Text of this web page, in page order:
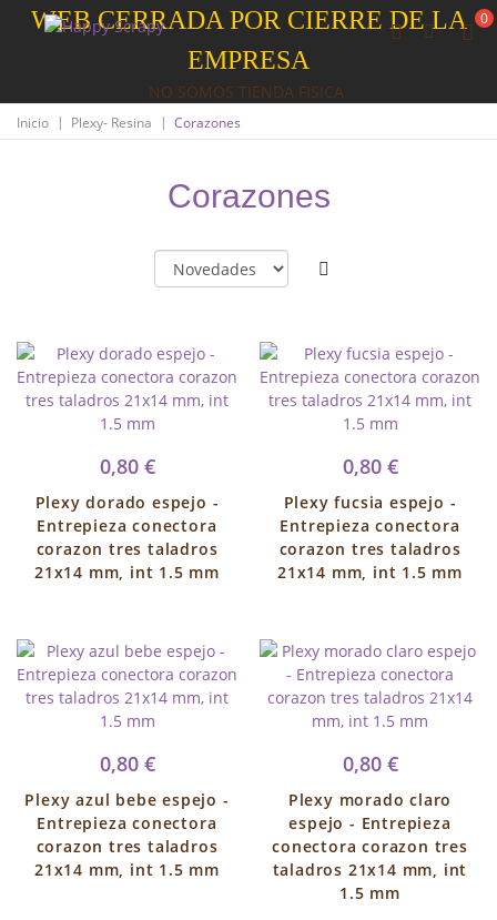
WEB CERRADA POR CIERRE DE LA
EMPRESA
NO SOMOS TIENDA FISICA
0
Inicio | Plexy- Resina | Corazones
Corazones
0,80 €
Plexy dorado espejo -
Entrepieza conectora
corazon tres taladros
21x14 mm, int 1.5 mm
0,80 €
Plexy fucsia espejo -
Entrepieza conectora
corazon tres taladros
21x14 mm, int 1.5 mm
0,80 €
Plexy azul bebe espejo -
Entrepieza conectora
corazon tres taladros
21x14 mm, int 1.5 mm
0,80 €
Plexy morado claro
espejo - Entrepieza
conectora corazon tres
taladros 21x14 mm, int
1.5 mm